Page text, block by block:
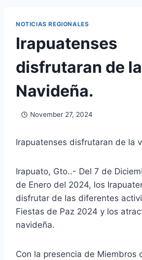
NOTICIAS REGIONALES
Irapuatenses
disfrutaran de
Navideña.
November 27, 2024
Irapuatenses disfrutaran de la
Irapuato, Gto..- Del 7 de
de Enero del 2024, los
disfrutar de las diferentes
Fiestas de Paz 2024 y los
navideña.
Con la presencia de Miembros